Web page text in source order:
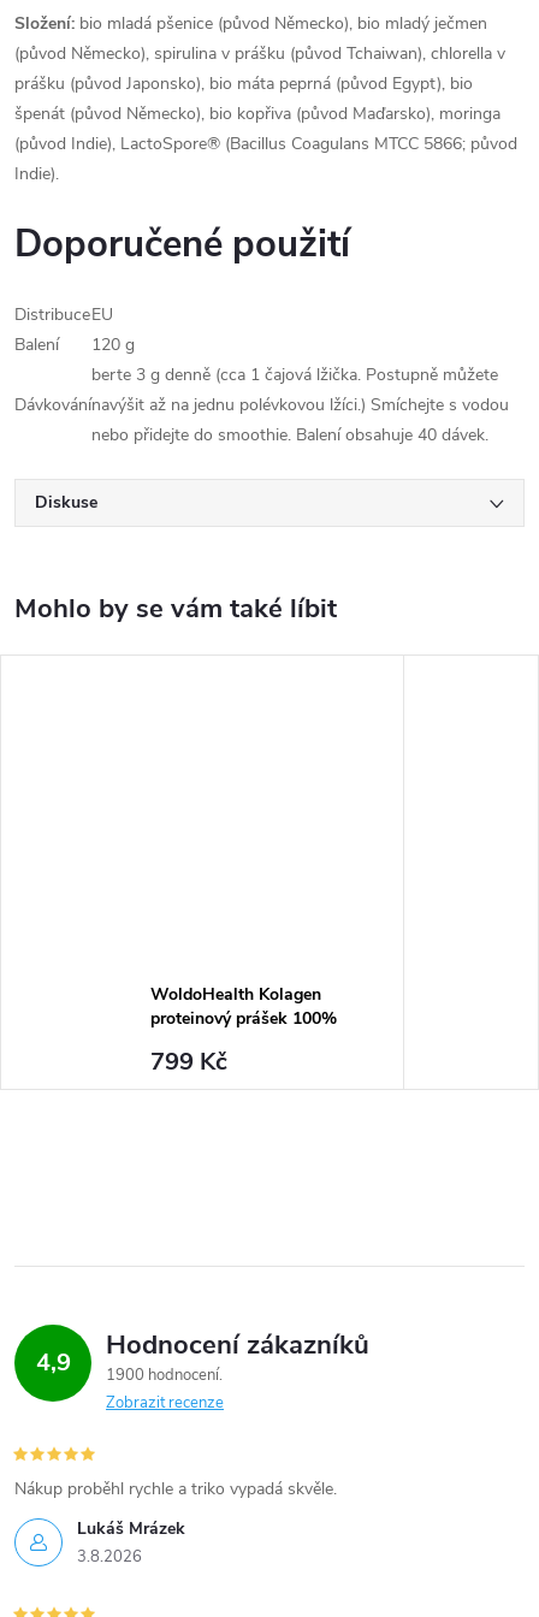
Složení: bio mladá pšenice (původ Německo), bio mladý ječmen
(původ Německo), spirulina v prášku (původ Tchaiwan), chlorella v
prášku (původ Japonsko), bio máta peprná (původ Egypt), bio
špenát (původ Německo), bio kopřiva (původ Maďarsko), moringa
(původ Indie), LactoSpore® (Bacillus Coagulans MTCC 5866; původ
Indie).
Doporučené použití
DistribuceEU
Balení
120 g
Dávkování
berte 3 g denně (cca 1 čajová lžička. Postupně můžete
navýšit až na jednu polévkovou lžíci.) Smíchejte s vodou
nebo přidejte do smoothie. Balení obsahuje 40 dávek.
Diskuse
WoldoHealth Kolagen
proteinový prášek 100%
500g
799 Kč
4,9 Hodnocení zákazníků
1900 hodnocení
Zobrazit recenze
Lukáš Mrázek
3.8.2026
Nákup proběhl rychle a triko vypadá skvěle.